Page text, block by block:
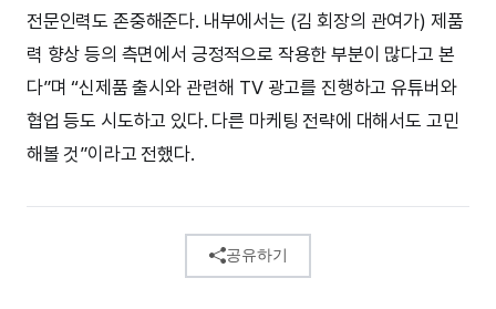
전문인력도 존중해준다. 내부에서는 (김 회장의 관여가) 제품
력 향상 등의 측면에서 긍정적으로 작용한 부분이 많다고 본
다”며 “신제품 출시와 관련해 TV 광고를 진행하고 유튜버와
협업 등도 시도하고 있다. 다른 마케팅 전략에 대해서도 고민
해볼 것”이라고 전했다.
공유하기